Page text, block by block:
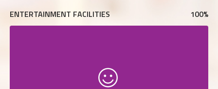
100%
ENTERTAINMENT FACILITIES